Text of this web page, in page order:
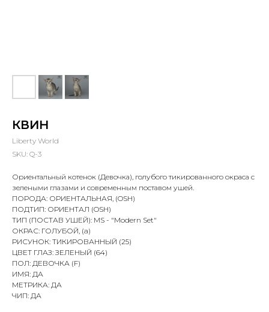
КВИН
Liberty World
SKU: Q-3
Ориентальный котенок (Девочка), голубого тикированного окраса с
зелеными глазами и современным поставом ушей.
ПОРОДА: ОРИЕНТАЛЬНАЯ, (OSH)
ПОДТИП: ОРИЕНТАЛ (OSH)
ТИП (ПОСТАВ УШЕЙ): MS - "Modern Set"
ОКРАС: ГОЛУБОЙ, (a)
РИСУНОК: ТИКИРОВАННЫЙ (25)
ЦВЕТ ГЛАЗ: ЗЕЛЕНЫЙ (64)
ПОЛ: ДЕВОЧКА (F)
ИМЯ: ДА
МЕТРИКА: ДА
ЧИП: ДА